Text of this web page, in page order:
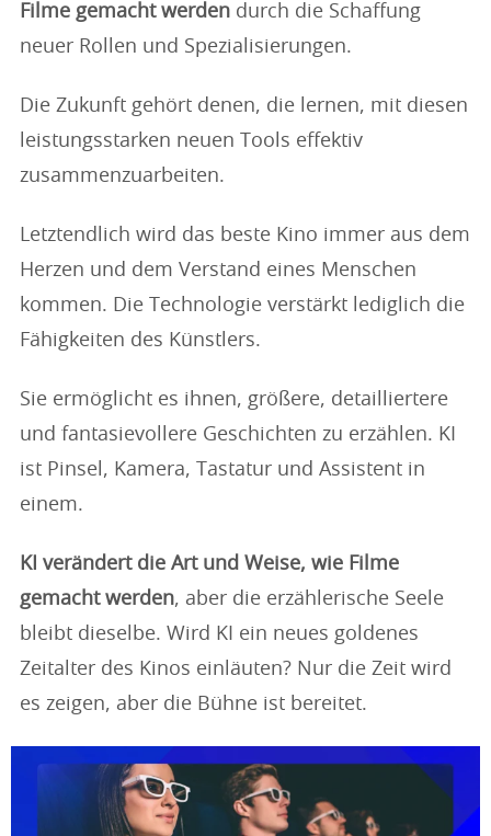
Filme gemacht werden durch die Schaffung
neuer Rollen und Spezialisierungen.
Die Zukunft gehört denen, die lernen, mit diesen
leistungsstarken neuen Tools effektiv
zusammenzuarbeiten.
Letztendlich wird das beste Kino immer aus dem
Herzen und dem Verstand eines Menschen
kommen. Die Technologie verstärkt lediglich die
Fähigkeiten des Künstlers.
Sie ermöglicht es ihnen, größere, detailliertere
und fantasievollere Geschichten zu erzählen. KI
ist Pinsel, Kamera, Tastatur und Assistent in
einem.
KI verändert die Art und Weise, wie Filme
gemacht werden, aber die erzählerische Seele
bleibt dieselbe. Wird KI ein neues goldenes
Zeitalter des Kinos einläuten? Nur die Zeit wird
es zeigen, aber die Bühne ist bereitet.